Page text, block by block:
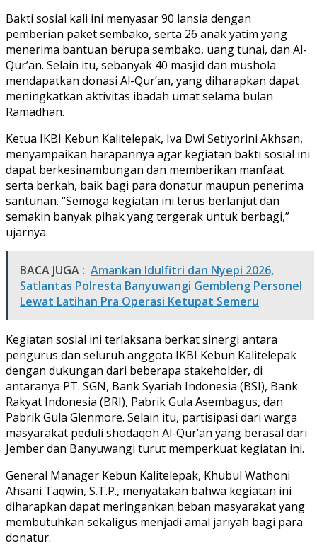
Bakti sosial kali ini menyasar 90 lansia dengan
pemberian paket sembako, serta 26 anak yatim yang
menerima bantuan berupa sembako, uang tunai, dan Al-
Qur’an. Selain itu, sebanyak 40 masjid dan mushola
mendapatkan donasi Al-Qur’an, yang diharapkan dapat
meningkatkan aktivitas ibadah umat selama bulan
Ramadhan.
Ketua IKBI Kebun Kalitelepak, Iva Dwi Setiyorini Akhsan,
menyampaikan harapannya agar kegiatan bakti sosial ini
dapat berkesinambungan dan memberikan manfaat
serta berkah, baik bagi para donatur maupun penerima
santunan. “Semoga kegiatan ini terus berlanjut dan
semakin banyak pihak yang tergerak untuk berbagi,”
ujarnya.
BACA JUGA : Amankan Idulfitri dan Nyepi 2026,
Satlantas Polresta Banyuwangi Gembleng Personel
Lewat Latihan Pra Operasi Ketupat Semeru
Kegiatan sosial ini terlaksana berkat sinergi antara
pengurus dan seluruh anggota IKBI Kebun Kalitelepak
dengan dukungan dari beberapa stakeholder, di
antaranya PT. SGN, Bank Syariah Indonesia (BSI), Bank
Rakyat Indonesia (BRI), Pabrik Gula Asembagus, dan
Pabrik Gula Glenmore. Selain itu, partisipasi dari warga
masyarakat peduli shodaqoh Al-Qur’an yang berasal dari
Jember dan Banyuwangi turut memperkuat kegiatan ini.
General Manager Kebun Kalitelepak, Khubul Wathoni
Ahsani Taqwin, S.T.P., menyatakan bahwa kegiatan ini
diharapkan dapat meringankan beban masyarakat yang
membutuhkan sekaligus menjadi amal jariyah bagi para
donatur.